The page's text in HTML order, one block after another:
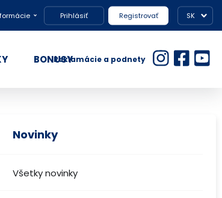
Prihlásiť Registrovať SK
BONUSYReklamácie a podnety
Novinky
Všetky novinky